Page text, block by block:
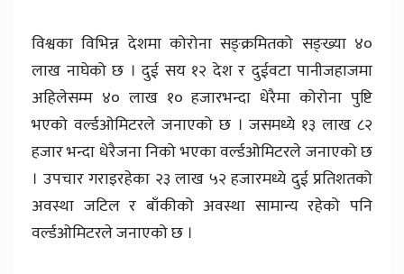
विश्वका विभिन्न देशमा कोरोना सङ्क्रमितको सङ्ख्या ४०
लाख नाघेको छ । दुई सय १२ देश र दुईवटा पानीजहाजमा
अहिलेसम्म ४० लाख १० हजारभन्दा धेरैमा कोरोना पुष्टि
भएको वर्ल्डओमिटरले जनाएको छ । जसमध्ये १३ लाख ८२
हजार भन्दा धेरैजना निको भएका वर्ल्डओमिटरले जनाएको छ
। उपचार गराइरहेका २३ लाख ५२ हजारमध्ये दुई प्रतिशतको
अवस्था जटिल र बाँकीको अवस्था सामान्य रहेको पनि
वर्ल्डओमिटरले जनाएको छ ।